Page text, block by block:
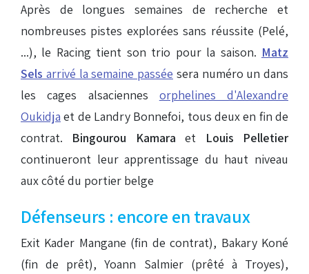
Après de longues semaines de recherche et
nombreuses pistes explorées sans réussite (Pelé,
...), le Racing tient son trio pour la saison. Matz
Sels arrivé la semaine passée sera numéro un dans
les cages alsaciennes orphelines d'Alexandre
Oukidja et de Landry Bonnefoi, tous deux en fin de
contrat. Bingourou Kamara et
Louis Pelletier
continueront leur apprentissage du haut niveau
aux côté du portier belge
Défenseurs : encore en travaux
Exit Kader Mangane (fin de contrat), Bakary Koné
(fin de prêt), Yoann Salmier (prêté à Troyes),